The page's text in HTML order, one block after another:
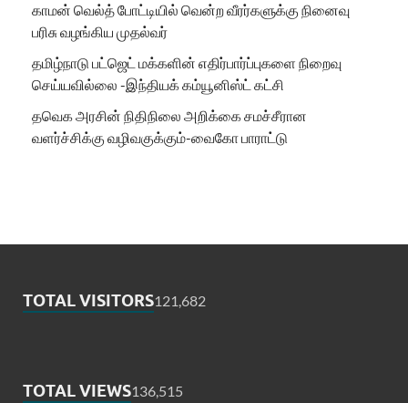
காமன் வெல்த் போட்டியில் வென்ற வீரர்களுக்கு நினைவு
பரிசு வழங்கிய முதல்வர்
தமிழ்நாடு பட்ஜெட் மக்களின் எதிர்பார்ப்புகளை நிறைவு
செய்யவில்லை -இந்தியக் கம்யூனிஸ்ட் கட்சி
தவெக அரசின் நிதிநிலை அறிக்கை சமச்சீரான
வளர்ச்சிக்கு வழிவகுக்கும்-வைகோ பாராட்டு
TOTAL VISITORS121,682
TOTAL VIEWS136,515